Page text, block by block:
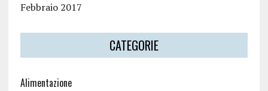
Febbraio 2017
CATEGORIE
Alimentazione